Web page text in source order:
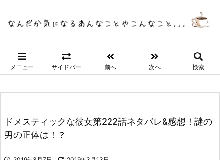
メニュー サイドバー 前へ 次へ 検索
ドメスティックな彼女第222話ネタバレ&感想！謎の
男の正体は！？